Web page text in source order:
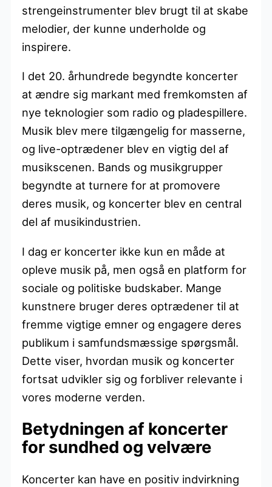
strengeinstrumenter blev brugt til at skabe
melodier, der kunne underholde og
inspirere.
I det 20. århundrede begyndte koncerter
at ændre sig markant med fremkomsten af
nye teknologier som radio og pladespillere.
Musik blev mere tilgængelig for masserne,
og live-optrædener blev en vigtig del af
musikscenen. Bands og musikgrupper
begyndte at turnere for at promovere
deres musik, og koncerter blev en central
del af musikindustrien.
I dag er koncerter ikke kun en måde at
opleve musik på, men også en platform for
sociale og politiske budskaber. Mange
kunstnere bruger deres optrædener til at
fremme vigtige emner og engagere deres
publikum i samfundsmæssige spørgsmål.
Dette viser, hvordan musik og koncerter
fortsat udvikler sig og forbliver relevante i
vores moderne verden.
Betydningen af koncerter
for sundhed og velvære
Koncerter kan have en positiv indvirkning